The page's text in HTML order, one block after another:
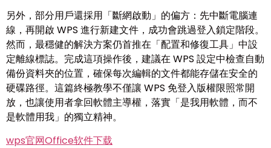
另外，部分用戶還採用「斷網啟動」的偏方：先中斷電腦連
線，再開啟 WPS 進行新建文件，成功會跳過登入鎖定階段。
然而，最穩健的解決方案仍首推在「配置和修復工具」中設
定離線標誌。完成這項操作後，建議在 WPS 設定中檢查自動
備份資料夾的位置，確保每次編輯的文件都能存儲在安全的
硬碟路徑。這篇終極教學不僅讓 WPS 免登入版權限照常開
放，也讓使用者拿回軟體主導權，落實「是我用軟體，而不
是軟體用我」的獨立精神。
wps官网Office软件下载